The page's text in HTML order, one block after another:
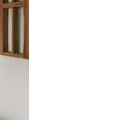
կամ մատը սահեցնելով։